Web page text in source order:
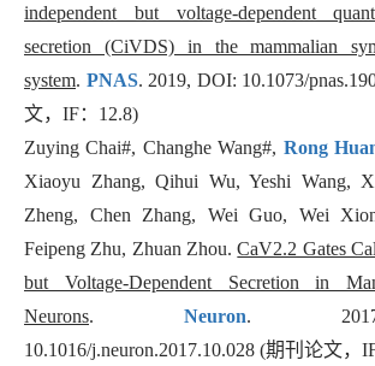
independent but voltage-dependent
secretion (CiVDS) in the mammalian
system. PNAS. 2019, DOI: 10.1073/
文， IF： 12.8)
Zuying Chai#, Changhe Wang#, Rong
Xiaoyu Zhang, Qihui Wu, Yeshi Wang,
Zheng, Chen Zhang, Wei Guo, Wei
Feipeng Zhu, Zhuan Zhou.CaV2.2 Gates
but Voltage-Dependent Secretion in
Neurons. Neuron.
10.1016/j.neuron.2017.10.028 (期刊论文，